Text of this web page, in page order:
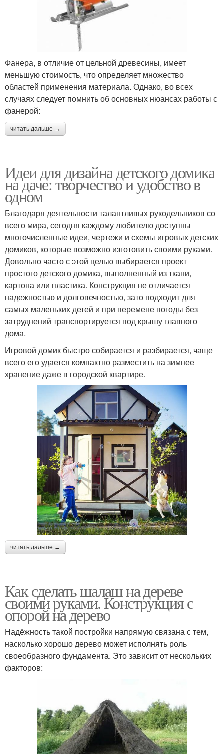
Фанера, в отличие от цельной древесины, имеет
меньшую стоимость, что определяет множество
областей применения материала. Однако, во всех
случаях следует помнить об основных нюансах работы с
фанерой:
читать дальше →
Идеи для дизайна детского домика
на даче: творчество и удобство в
одном
Благодаря деятельности талантливых рукодельников со
всего мира, сегодня каждому любителю доступны
многочисленные идеи, чертежи и схемы игровых детских
домиков, которые возможно изготовить своими руками.
Довольно часто с этой целью выбирается проект
простого детского домика, выполненный из ткани,
картона или пластика. Конструкция не отличается
надежностью и долговечностью, зато подходит для
самых маленьких детей и при перемене погоды без
затруднений транспортируется под крышу главного
дома.
Игровой домик быстро собирается и разбирается, чаще
всего его удается компактно разместить на зимнее
хранение даже в городской квартире.
читать дальше →
Как сделать шалаш на дереве
своими руками. Конструкция с
опорой на дерево
Надёжность такой постройки напрямую связана с тем,
насколько хорошо дерево может исполнять роль
своеобразного фундамента. Это зависит от нескольких
факторов: